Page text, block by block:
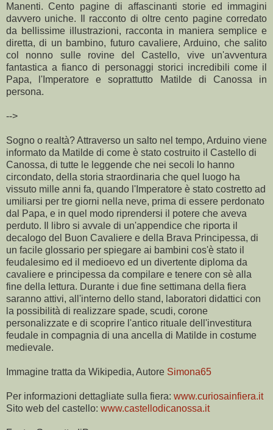
Manenti. Cento pagine di affascinanti storie ed immagini
davvero uniche. Il racconto di oltre cento pagine corredato
da bellissime illustrazioni, racconta in maniera semplice e
diretta, di un bambino, futuro cavaliere, Arduino, che salito
col nonno sulle rovine del Castello, vive un'avventura
fantastica a fianco di personaggi storici incredibili come il
Papa, l'Imperatore e soprattutto Matilde di Canossa in
persona.
-->
Sogno o realtà? Attraverso un salto nel tempo, Arduino viene
informato da Matilde di come è stato costruito il Castello di
Canossa, di tutte le leggende che nei secoli lo hanno
circondato, della storia straordinaria che quel luogo ha
vissuto mille anni fa, quando l'Imperatore è stato costretto ad
umiliarsi per tre giorni nella neve, prima di essere perdonato
dal Papa, e in quel modo riprendersi il potere che aveva
perduto. Il libro si avvale di un'appendice che riporta il
decalogo del Buon Cavaliere e della Brava Principessa, di
un facile glossario per spiegare ai bambini cos'è stato il
feudalesimo ed il medioevo ed un divertente diploma da
cavaliere e principessa da compilare e tenere con sè alla
fine della lettura. Durante i due fine settimana della fiera
saranno attivi, all'interno dello stand, laboratori didattici con
la possibilità di realizzare spade, scudi, corone
personalizzate e di scoprire l'antico rituale dell'investitura
feudale in compagnia di una ancella di Matilde in costume
medievale.
Immagine tratta da Wikipedia, Autore Simona65
Per informazioni dettagliate sulla fiera: www.curiosainfiera.it
Sito web del castello: www.castellodicanossa.it